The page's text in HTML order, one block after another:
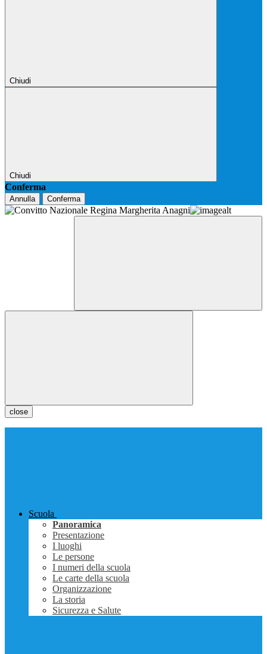
Chiudi
Chiudi
Conferma
Annulla Conferma
close
Scuola
Panoramica
Presentazione
I luoghi
Le persone
I numeri della scuola
Le carte della scuola
Organizzazione
La storia
Sicurezza e Salute